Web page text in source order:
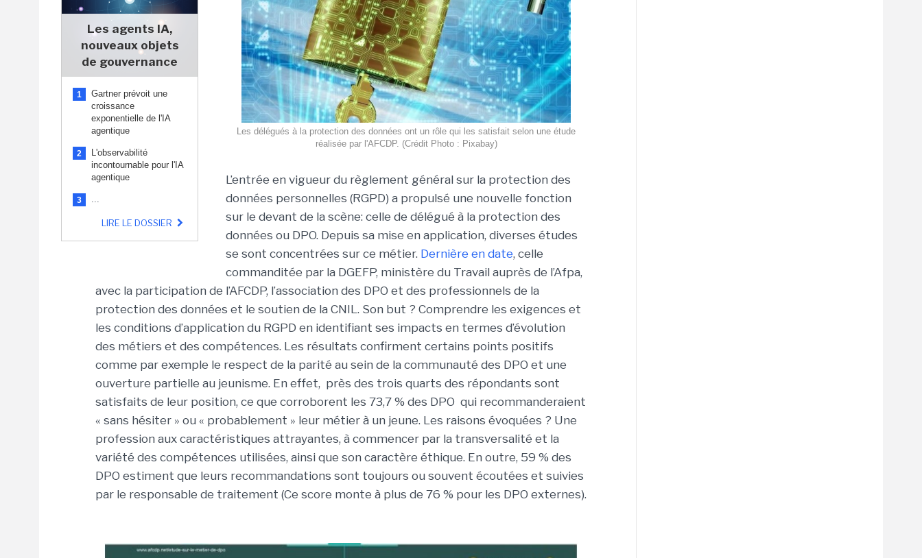
Les agents IA,
nouveaux objets
de gouvernance
1
Gartner prévoit une
croissance
exponentielle de l'IA
agentique
2
L'observabilité
incontournable pour l'IA
agentique
3 ...
LIRE LE DOSSIER
Les délégués à la protection des données ont un rôle qui les satisfait selon une étude
réalisée par l'AFCDP. (Crédit Photo : Pixabay)
L’entrée en vigueur du règlement général sur la protection des
données personnelles (RGPD) a propulsé une nouvelle fonction
sur le devant de la scène: celle de délégué à la protection des
données ou DPO. Depuis sa mise en application, diverses études
se sont concentrées sur ce métier. Dernière en date, celle
commanditée par la DGEFP, ministère du Travail auprès de l’Afpa,
avec la participation de l’AFCDP, l’association des DPO et des professionnels de la
protection des données et le soutien de la CNIL. Son but ? Comprendre les exigences et
les conditions d’application du RGPD en identifiant ses impacts en termes d’évolution
des métiers et des compétences. Les résultats confirment certains points positifs
comme par exemple le respect de la parité au sein de la communauté des DPO et une
ouverture partielle au jeunisme. En effet, près des trois quarts des répondants sont
satisfaits de leur position, ce que corroborent les 73,7 % des DPO qui recommanderaient
« sans hésiter » ou « probablement » leur métier à un jeune. Les raisons évoquées ? Une
profession aux caractéristiques attrayantes, à commencer par la transversalité et la
variété des compétences utilisées, ainsi que son caractère éthique. En outre, 59 % des
DPO estiment que leurs recommandations sont toujours ou souvent écoutées et suivies
par le responsable de traitement (Ce score monte à plus de 76 % pour les DPO externes).